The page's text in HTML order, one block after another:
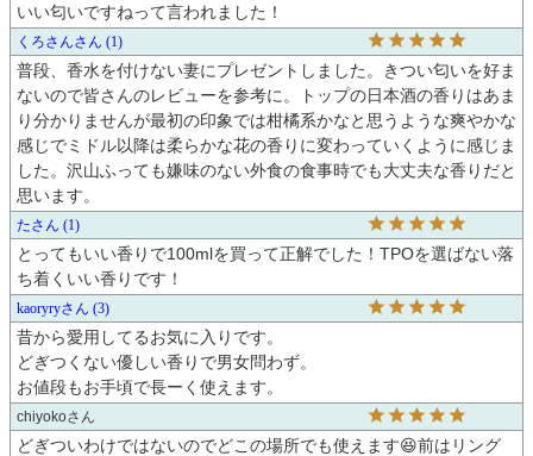
いい匂いですねって言われました！
くろさん 1
普段、香水を付けない妻にプレゼントしました。きつい匂いを好ま
ないので皆さんのレビューを参考に。トップの日本酒の香りはあま
り分かりませんが最初の印象では柑橘系かなと思うような爽やかな
感じでミドル以降は柔らかな花の香りに変わっていくように感じま
した。沢山ふっても嫌味のない外食の食事時でも大丈夫な香りだと
思います。
た 1
とってもいい香りで100mlを買って正解でした！TPOを選ばない落
ち着くいい香りです！
kaoryry 3
昔から愛用してるお気に入りです。
どぎつくない優しい香りで男女問わず。
お値段もお手頃で長ーく使えます。
chiyoko
どぎついわけではないのでどこの場所でも使えます😆前はリング